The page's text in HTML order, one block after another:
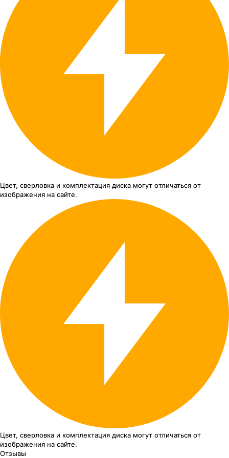
Цвет, сверловка и комплектация диска могут отличаться от
изображения на сайте.
Цвет, сверловка и комплектация диска могут отличаться от
изображения на сайте.
Отзывы